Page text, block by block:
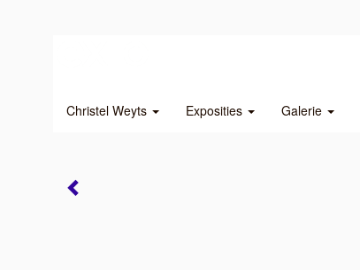
Christel Weyts Exposities Galerie